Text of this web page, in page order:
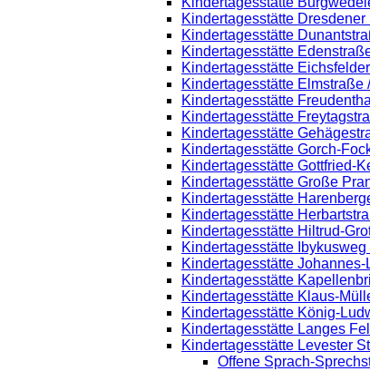
Kindertagesstätte Dresdener
Kindertagesstätte
Kindertagesstätte
Kindertagesstätte
Kindertagesstätte Elmstraße
Kindertagesstätte
Kindertagesstätte
Kindertagesstätte
Kindertagesstätte Gorch-
Kindertagesstätte Gottfried-
Kindertagesstätte Große
Kindertagesstätte
Kindertagesstätte
Kindertagesstätte Hiltrud-
Kindertagesstätte
Kindertagesstätte Johannes-
Kindertagesstätte
Kindertagesstätte Klaus-
Kindertagesstätte König-
Kindertagesstätte Langes
Kindertagesstätte Levester
Offene Sprach-